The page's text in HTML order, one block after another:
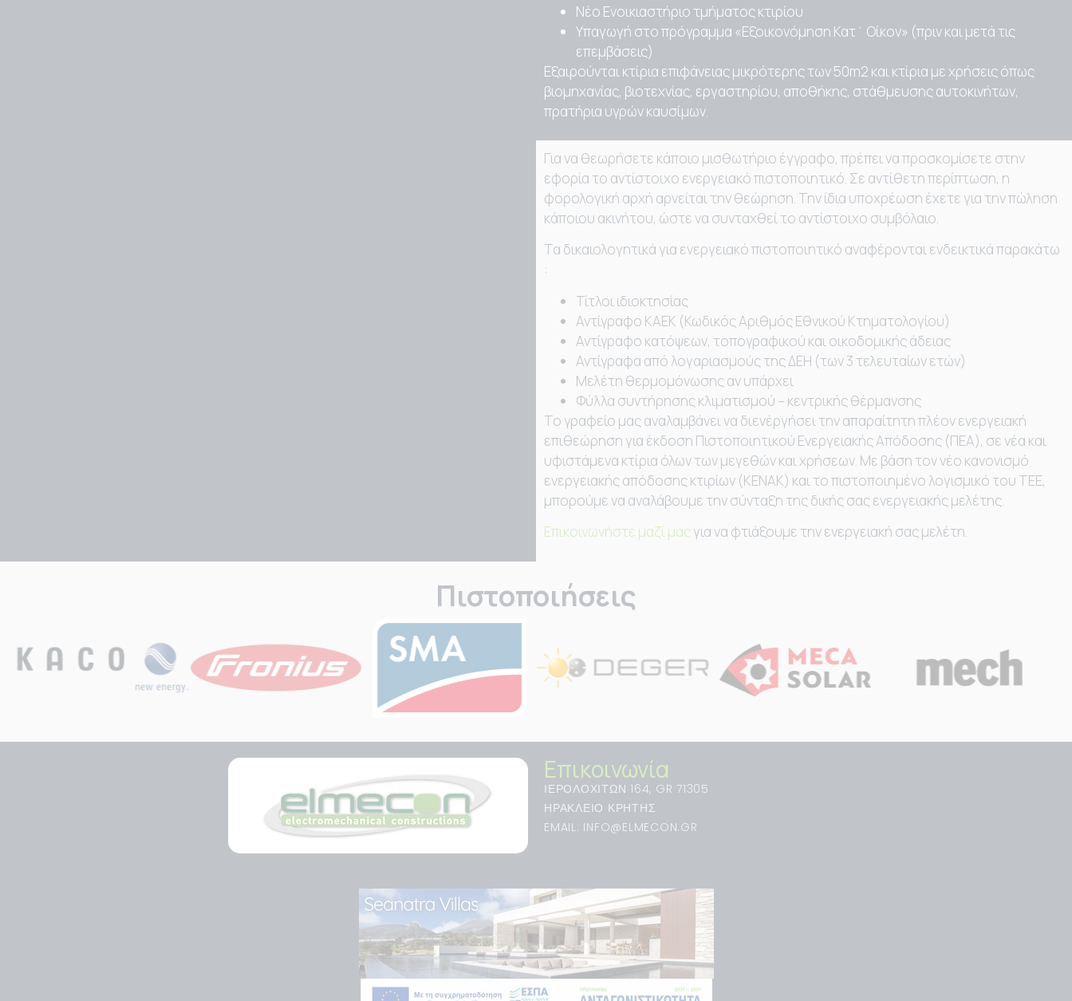
Νέο Ενοικιαστήριο τμήματος κτιρίου
Υπαγωγή στο πρόγραμμα «Εξοικονόμηση Κατ΄ Οίκον» (πριν και μετά τις
επεμβάσεις)
Εξαιρούνται κτίρια επιφάνειας μικρότερης των 50m2 και κτίρια με χρήσεις όπως
βιομηχανίας, βιοτεχνίας, εργαστηρίου, αποθήκης, στάθμευσης αυτοκινήτων,
πρατήρια υγρών καυσίμων.
Για να θεωρήσετε κάποιο μισθωτήριο έγγραφο, πρέπει να προσκομίσετε στην
εφορία το αντίστοιχο ενεργειακό πιστοποιητικό. Σε αντίθετη περίπτωση, η
φορολογική αρχή αρνείται την θεώρηση. Την ίδια υποχρέωση έχετε για την πώληση
κάποιου ακινήτου, ώστε να συνταχθεί το αντίστοιχο συμβόλαιο.
Τα δικαιολογητικά για ενεργειακό πιστοποιητικό αναφέρονται ενδεικτικά παρακάτω
:
Τίτλοι ιδιοκτησίας
Αντίγραφο ΚΑΕΚ (Κωδικός Αριθμός Εθνικού Κτηματολογίου)
Αντίγραφο κατόψεων, τοπογραφικού και οικοδομικής άδειας
Αντίγραφα από λογαριασμούς της ΔΕΗ (των 3 τελευταίων ετών)
Μελέτη θερμομόνωσης αν υπάρχει
Φύλλα συντήρησης κλιματισμού – κεντρικής θέρμανσης
To γραφείο μας αναλαμβάνει να διενέργήσει την απαραίτητη πλέον ενεργειακή
επιθεώρηση για έκδοση Πιστοποιητικού Ενεργειακής Απόδοσης (ΠΕΑ), σε νέα και
υφιστάμενα κτίρια όλων των μεγεθών και χρήσεων. Με βάση τον νέο κανονισμό
ενεργειακής απόδοσης κτιρίων (ΚΕΝΑΚ) και το πιστοποιημένο λογισμικό του ΤΕΕ,
μπορούμε να αναλάβουμε την σύνταξη της δικής σας ενεργειακής μελέτης.
Επικοινωνήστε μαζί μαςγια να φτιάξουμε την ενεργειακή σας μελέτη.
Πιστοποιήσεις
Επικοινωνία
ΙΕΡΟΛΟΧΙΤΩΝ 164, GR 71305
ΗΡΑΚΛΕΙΟ ΚΡΗΤΗΣ
EMAIL: INFO@ELMECON.GR